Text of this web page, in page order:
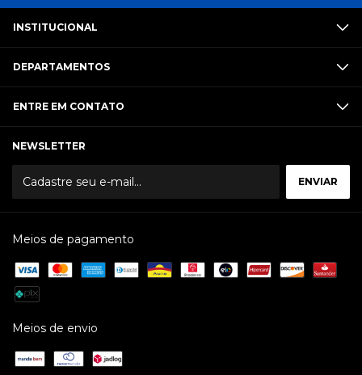
INSTITUCIONAL
DEPARTAMENTOS
ENTRE EM CONTATO
NEWSLETTER
Meios de pagamento
Meios de envio